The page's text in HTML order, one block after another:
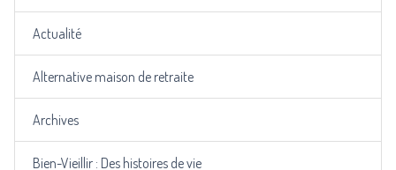
Actualité
Alternative maison de retraite
Archives
Bien-Vieillir : Des histoires de vie